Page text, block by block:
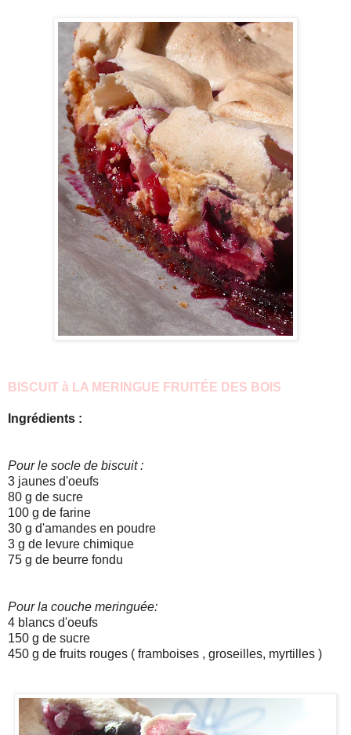
BISCUIT à LA MERINGUE FRUITÉE DES BOIS
Ingrédients :
Pour le socle de biscuit :
3 jaunes d'oeufs
80 g de sucre
100 g de farine
30 g d'amandes en poudre
3 g de levure chimique
75 g de beurre fondu
Pour la couche meringuée:
4 blancs d'oeufs
150 g de sucre
450 g de fruits rouges ( framboises , groseilles, myrtilles )